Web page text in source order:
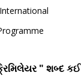
" શબ્દ કઈ